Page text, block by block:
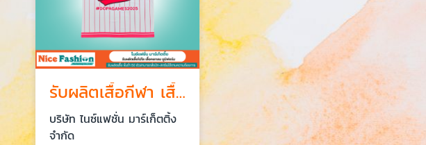
รับผลิตเสื้อกีฬา เสื้อทีม มีขั้นต่ำ 50 ตัว แบรนด์ตัวเอง
บริษัท ไนซ์แฟชั่น มาร์เก็ตติ้ง
จำกัด